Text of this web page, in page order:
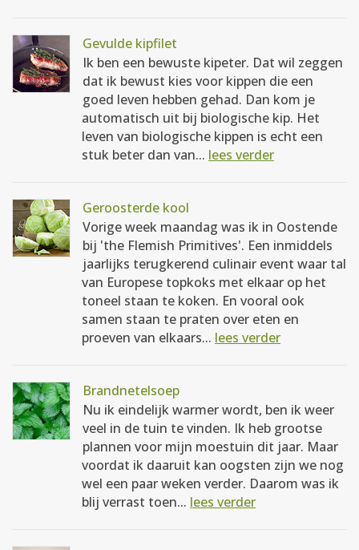
Gevulde kipfilet
Ik ben een bewuste kipeter. Dat wil zeggen
dat ik bewust kies voor kippen die een
goed leven hebben gehad. Dan kom je
automatisch uit bij biologische kip. Het
leven van biologische kippen is echt een
stuk beter dan van... lees verder
Geroosterde kool
Vorige week maandag was ik in Oostende
bij 'the Flemish Primitives'. Een inmiddels
jaarlijks terugkerend culinair event waar tal
van Europese topkoks met elkaar op het
toneel staan te koken. En vooral ook
samen staan te praten over eten en
proeven van elkaars... lees verder
Brandnetelsoep
Nu ik eindelijk warmer wordt, ben ik weer
veel in de tuin te vinden. Ik heb grootse
plannen voor mijn moestuin dit jaar. Maar
voordat ik daaruit kan oogsten zijn we nog
wel een paar weken verder. Daarom was ik
blij verrast toen... lees verder